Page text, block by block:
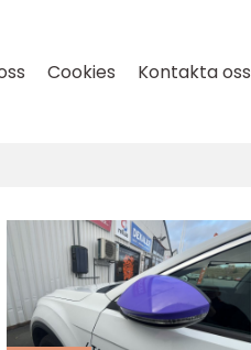
Cookies Kontakta oss